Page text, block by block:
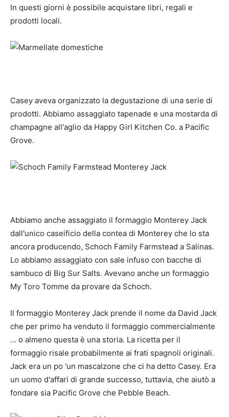
In questi giorni è possibile acquistare libri, regali e
prodotti locali.
Casey aveva organizzato la degustazione di una serie di
prodotti. Abbiamo assaggiato tapenade e una mostarda di
champagne all'aglio da Happy Girl Kitchen Co. a Pacific
Grove.
Abbiamo anche assaggiato il formaggio Monterey Jack
dall'unico caseificio della contea di Monterey che lo sta
ancora producendo, Schoch Family Farmstead a Salinas.
Lo abbiamo assaggiato con sale infuso con bacche di
sambuco di Big Sur Salts. Avevano anche un formaggio
My Toro Tomme da provare da Schoch.
Il formaggio Monterey Jack prende il nome da David Jack
che per primo ha venduto il formaggio commercialmente
… o almeno questa è una storia. La ricetta per il
formaggio risale probabilmente ai frati spagnoli originali.
Jack era un po 'un mascalzone che ci ha detto Casey. Era
un uomo d'affari di grande successo, tuttavia, che aiutò a
fondare sia Pacific Grove che Pebble Beach.